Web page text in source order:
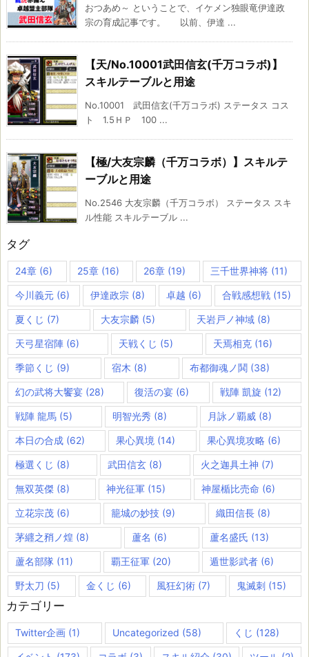
おつあめ～ ということで、イケメン独眼竜伊達政
宗の育成記事です。 以前、伊達 ...
【天/No.10001武田信玄(千万コラボ)】
スキルテーブルと用途
No.10001 武田信玄(千万コラボ) ステータス コス
ト 1.5ＨＰ 100 ...
【極/大友宗麟（千万コラボ）】スキルテ
ーブルと用途
No.2546 大友宗麟（千万コラボ） ステータス スキ
ル性能 スキルテーブル ...
タグ
24章 (6) 25章(16) 26章 (19) 三千世界神将(11)
今川義元 (6) 伊達政宗 (8) 卓越 (6) 合戦感想戦(15)
夏くじ (7) 大友宗麟 (5) 天岩戸ノ神域 (8)
天弓星宿陣 (6) 天戦くじ (5) 天焉相克(16)
季節くじ (9) 宿木 (8) 布都御魂ノ鬨(38)
幻の武将大饗宴 (28) 復活の宴 (6) 戦陣 凱旋 (12)
戦陣 龍馬 (5) 明智光秀 (8) 月詠ノ覇威(8)
本日の合成 (62) 果心異境 (14) 果心異境攻略 (6)
極選くじ (8) 武田信玄 (8) 火之迦具土神 (7)
無双英傑 (8) 神光征軍(15) 神屋楯比売命 (6)
立花宗茂 (6) 籠城の妙技(9) 織田信長 (8)
茅纒之矟ノ煌 (8) 蘆名 (6) 蘆名盛氏 (13)
蘆名部隊 (11) 覇王征軍 (20) 遁世影武者(6)
野太刀 (5) 金くじ (6) 風狂幻術 (7) 鬼滅刺(15)
カテゴリー
Twitter企画 (1) Uncategorized (58) くじ (128)